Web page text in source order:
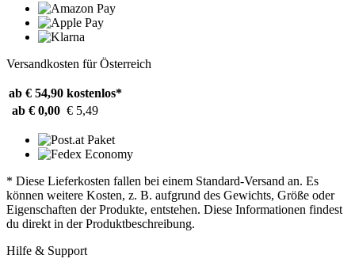
Versandkosten für Österreich
ab € 54,90 kostenlos*
ab € 0,00 € 5,49
* Diese Lieferkosten fallen bei einem Standard-Versand an. Es
können weitere Kosten, z. B. aufgrund des Gewichts, Größe oder
Eigenschaften der Produkte, entstehen. Diese Informationen findest
du direkt in der Produktbeschreibung.
Hilfe & Support